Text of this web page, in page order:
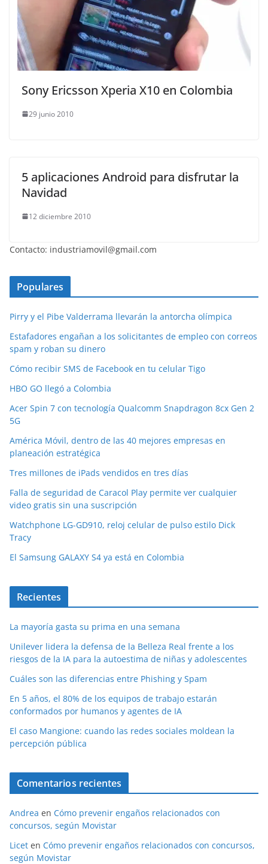
Sony Ericsson Xperia X10 en Colombia
29 junio 2010
5 aplicaciones Android para disfrutar la
Navidad
12 diciembre 2010
Contacto: industriamovil@gmail.com
Populares
Pirry y el Pibe Valderrama llevarán la antorcha olímpica
Estafadores engañan a los solicitantes de empleo con correos
spam y roban su dinero
Cómo recibir SMS de Facebook en tu celular Tigo
HBO GO llegó a Colombia
Acer Spin 7 con tecnología Qualcomm Snapdragon 8cx Gen 2
5G
América Móvil, dentro de las 40 mejores empresas en
planeación estratégica
Tres millones de iPads vendidos en tres días
Falla de seguridad de Caracol Play permite ver cualquier
video gratis sin una suscripción
Watchphone LG-GD910, reloj celular de pulso estilo Dick
Tracy
El Samsung GALAXY S4 ya está en Colombia
Recientes
La mayoría gasta su prima en una semana
Unilever lidera la defensa de la Belleza Real frente a los
riesgos de la IA para la autoestima de niñas y adolescentes
Cuáles son las diferencias entre Phishing y Spam
En 5 años, el 80% de los equipos de trabajo estarán
conformados por humanos y agentes de IA
El caso Mangione: cuando las redes sociales moldean la
percepción pública
Comentarios recientes
Andrea en Cómo prevenir engaños relacionados con
concursos, según Movistar
Licet en Cómo prevenir engaños relacionados con concursos,
según Movistar